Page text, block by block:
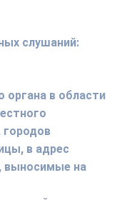
слушаний:
органа в области
городов
в адрес
выносимые на